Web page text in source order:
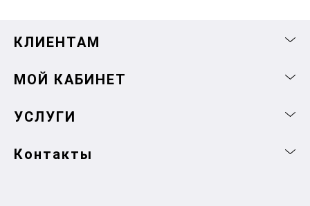
КЛИЕНТАМ
МОЙ КАБИНЕТ
УСЛУГИ
Контакты